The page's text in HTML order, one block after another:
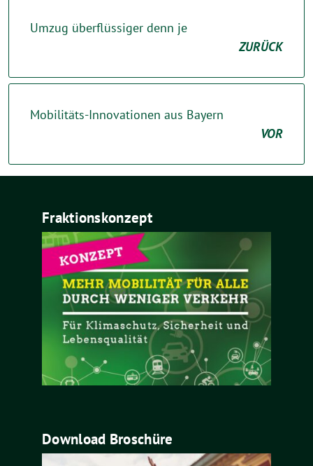
Umzug überflüssiger denn je
ZURÜCK
Mobilitäts-Innovationen aus Bayern
VOR
Fraktionskonzept
Download Broschüre